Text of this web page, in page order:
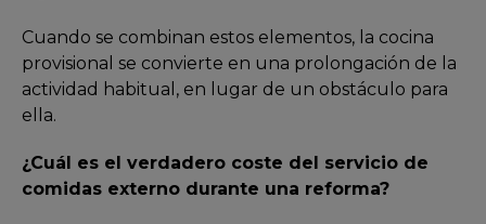
Cuando se combinan estos elementos, la cocina
provisional se convierte en una prolongación de la
actividad habitual, en lugar de un obstáculo para
ella.
¿Cuál es el verdadero coste del servicio de
comidas externo durante una reforma?